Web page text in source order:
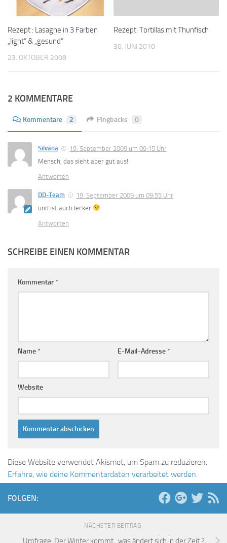
Rezept : Lasagne in 3 Farben
„light“ & „gesund“
23. OKTOBER 2008
Rezept: Tortillas mit Thunfisch
30. JUNI 2010
2 KOMMENTARE
Kommentare 2 Pingbacks 0
Silvana
19. September 2009 um 09:15 Uhr
Mensch, das sieht aber gut aus!
Antworten
DD-Team
19. September 2009 um 09:55 Uhr
und ist auch lecker
Antworten
SCHREIBE EINEN KOMMENTAR
Kommentar*
Name* E-Mail-Adresse*
Website
Diese Website verwendet Akismet, um Spam zu reduzieren.
Erfahre, wie deine Kommentardaten verarbeitet werden.
FOLGEN:
NÄCHSTER BEITRAG
Umfrage: Der Winter kommt , was ändert sich in der Zeit ?